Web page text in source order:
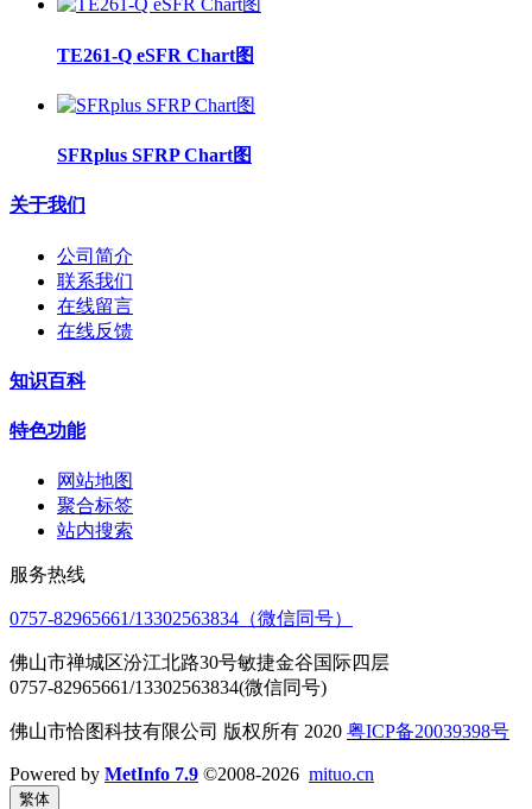
TE261-Q eSFR Chart图
SFRplus SFRP Chart图
关于我们
公司简介
联系我们
在线留言
在线反馈
知识百科
特色功能
网站地图
聚合标签
站内搜索
服务热线
0757-82965661/13302563834（微信同号）
佛山市禅城区汾江北路30号敏捷金谷国际四层
0757-82965661/13302563834(微信同号)
佛山市恰图科技有限公司 版权所有 2020 粤ICP备20039398号
Powered by MetInfo 7.9 ©2008-2026 mituo.cn
繁体